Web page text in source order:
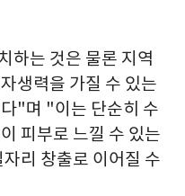
하는 것은 물론 지역
생력을 가질 수 있는
"며 "이는 단순히 수
피부로 느낄 수 있는
리 창출로 이어질 수